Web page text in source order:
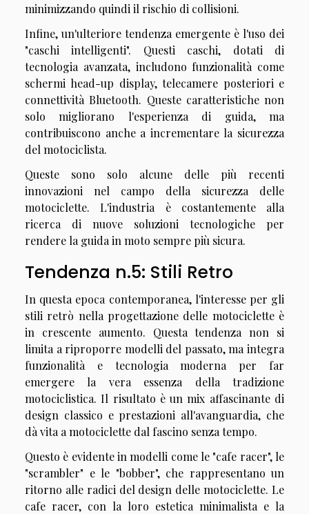
minimizzando quindi il rischio di collisioni.
Infine, un'ulteriore tendenza emergente è l'uso dei
"caschi intelligenti". Questi caschi, dotati di
tecnologia avanzata, includono funzionalità come
schermi head-up display, telecamere posteriori e
connettività Bluetooth. Queste caratteristiche non
solo migliorano l'esperienza di guida, ma
contribuiscono anche a incrementare la sicurezza
del motociclista.
Queste sono solo alcune delle più recenti
innovazioni nel campo della sicurezza delle
motociclette. L'industria è costantemente alla
ricerca di nuove soluzioni tecnologiche per
rendere la guida in moto sempre più sicura.
Tendenza n.5: Stili Retro
In questa epoca contemporanea, l'interesse per gli
stili retrò nella progettazione delle motociclette è
in crescente aumento. Questa tendenza non si
limita a riproporre modelli del passato, ma integra
funzionalità e tecnologia moderna per far
emergere la vera essenza della tradizione
motociclistica. Il risultato è un mix affascinante di
design classico e prestazioni all'avanguardia, che
dà vita a motociclette dal fascino senza tempo.
Questo è evidente in modelli come le "cafe racer", le
"scrambler" e le "bobber", che rappresentano un
ritorno alle radici del design delle motociclette. Le
cafe racer, con la loro estetica minimalista e la